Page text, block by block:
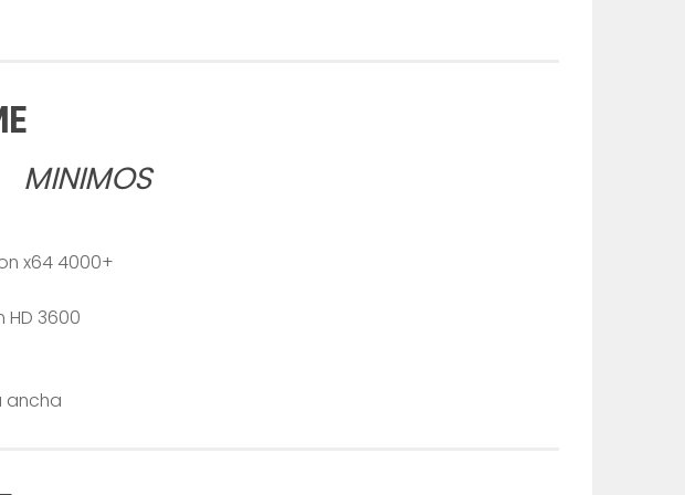
MINIMOS
x64 4000+
HD 3600
ancha